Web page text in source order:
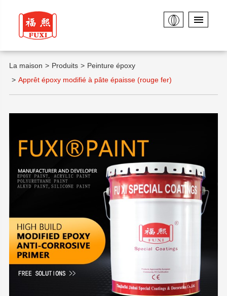
La maison Produits
Peinture époxy
Apprêt époxy modifié à pâte épaisse (rouge fer)